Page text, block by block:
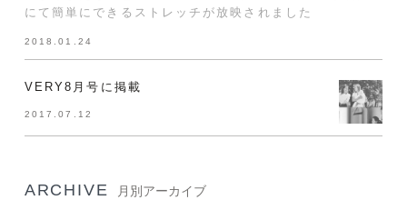
12/22
にて簡
きるス
トレッ
チが放
映され
まし
にて簡単にできるストレッチが放映されました
2018.01.24
VERY8月号に掲載
2017.07.12
ARCHIVE 月別アーカイブ